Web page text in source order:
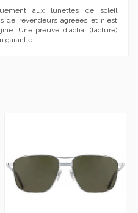
aux lunettes de soleil
de revendeurs agréées et n'est
Une preuve d'achat (facture)
garantie.